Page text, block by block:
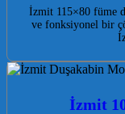
İzmit 115×80 füme
ve fonksiyonel bir
İzmit